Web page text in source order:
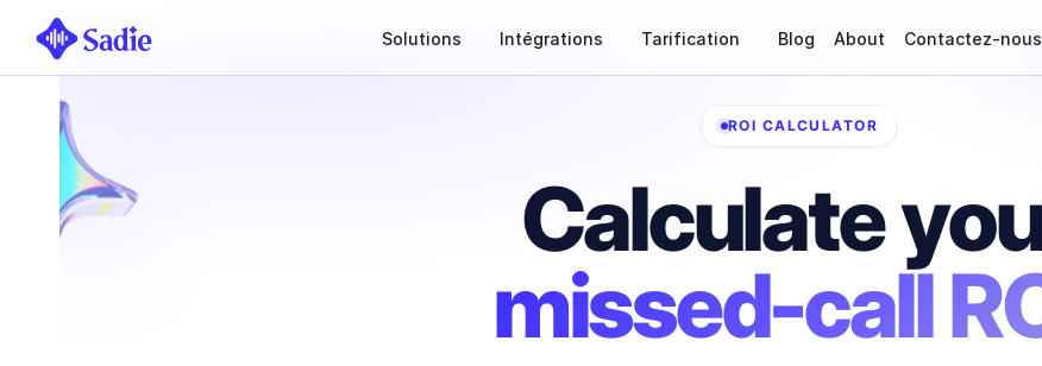
Solutions Intégrations Tarification Blog About Contactez-nous